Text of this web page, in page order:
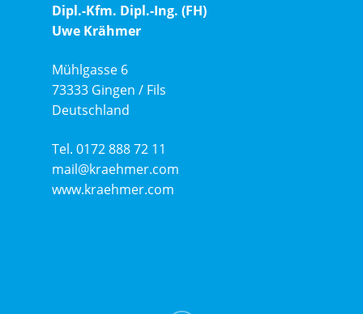
Dipl.-Kfm. Dipl.-Ing. (FH)
Uwe Krähmer
Mühlgasse 6
73333 Gingen / Fils
Deutschland
Tel. 0172 888 72 11
mail@kraehmer.com
www.kraehmer.com